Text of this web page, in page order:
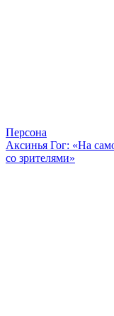
Персона
Аксинья Гог: «На
со зрителями»